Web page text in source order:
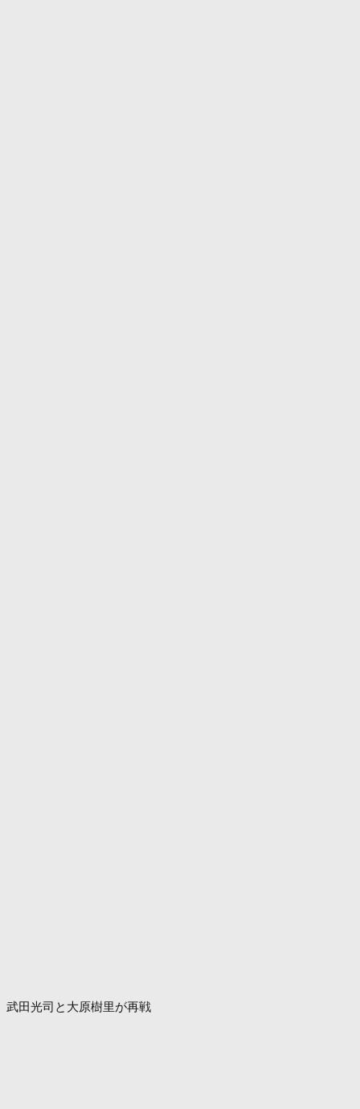
武田光司と大原樹里が再戦